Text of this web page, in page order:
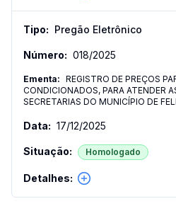
Pregão Eletrônico
018/2025
REGISTRO DE PREÇOS
CONDICIONADOS, PARA ATENDER
SECRETARIAS DO MUNICÍPIO DE
17/12/2025
Homologado